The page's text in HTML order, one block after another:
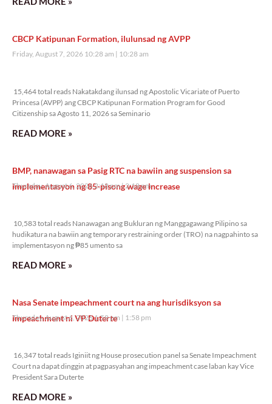
CBCP Katipunan Formation, ilulunsad ng AVPP
Friday, August 7, 2026 10:28 am 10:28 am
15,464 total reads Nakatakdang ilunsad ng Apostolic Vicariate of Puerto
Princesa (AVPP) ang CBCP Katipunan Formation Program for Good
Citizenship sa Agosto 11, 2026 sa Seminario
READ MORE »
BMP, nanawagan sa Pasig RTC na bawiin ang suspension sa
implementasyon ng 85-pisong wage increase
Thursday, August 6, 2026 2:18 pm 2:18 pm
10,583 total reads Nanawagan ang Bukluran ng Manggagawang Pilipino sa
hudikatura na bawiin ang temporary restraining order (TRO) na nagpahinto sa
implementasyon ng ₱85 umento sa
READ MORE »
Nasa Senate impeachment court na ang hurisdiksyon sa
impeachment ni VP Duterte
Thursday, August 6, 2026 1:58 pm 1:58 pm
16,347 total reads Iginiit ng House prosecution panel sa Senate Impeachment
Court na dapat dinggin at pagpasyahan ang impeachment case laban kay Vice
President Sara Duterte
READ MORE »